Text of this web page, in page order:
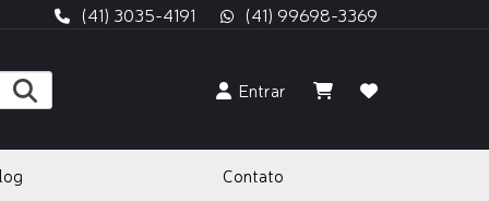
(41) 3035-4191 (41) 99698-3369
Entrar
Contato